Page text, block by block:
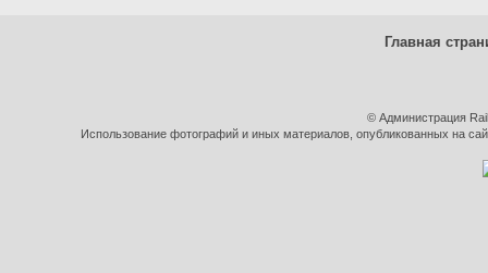
Главная
© Администрация
Использование фотографий и иных материалов, опубликованных на